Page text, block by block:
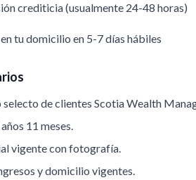
crediticia (usualmente 24-48 horas)
tu domicilio en 5-7 días hábiles
selecto de clientes Scotia Wealth
11 meses.
vigente con fotografía.
y domicilio vigentes.